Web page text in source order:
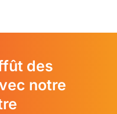
des
notre